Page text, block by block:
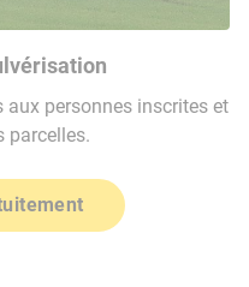
personnes inscrites et
parcelles.